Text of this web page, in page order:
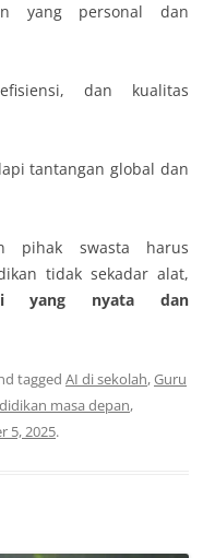
yang personal dan
dan kualitas
tantangan global dan
pihak swasta harus
tidak sekadar alat,
yang nyata dan
tagged AI di sekolah,Guru
masa depan,
5, 2025.